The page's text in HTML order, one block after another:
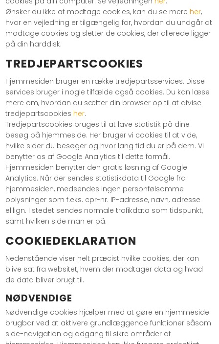
Ønsker du ikke at modtage cookies, kan du se mere her,
hvor en vejledning er tilgængelig for, hvordan du undgår at
modtage cookies og sletter de cookies, der allerede ligger
på din harddisk.
TREDJEPARTSCOOKIES
Hjemmesiden bruger en række tredjepartsservices. Disse
services bruger i nogle tilfælde også cookies. Du kan læse
mere om, hvordan du sætter din browser op til at afvise
tredjepartscookies her.
Tredjepartscookies bruges til at lave statistik på dine
besøg på hjemmeside. Her bruger vi cookies til at vide,
hvilke sider du besøger og hvor lang tid du er på dem. Vi
benytter os af Google Analytics til dette formål.
Hjemmesiden benytter den gratis løsning af Google
Analytics. Når der sendes statistikdata til Google fra
hjemmesiden, medsendes ingen personfølsomme
oplysninger som f.eks. cpr-nr. IP-adresse, navn, adresse
el.lign. I stedet sendes normale trafikdata som tidspunkt,
samt hvilken side man er på.
COOKIEDEKLARATION
Nedenstående viser helt præcist hvilke cookies, der kan
blive sat fra websitet, hvem der modtager data og hvad
de data bliver brugt til.
NØDVENDIGE
Nødvendige cookies hjælper med at gøre en hjemmeside
brugbar ved at aktivere grundlæggende funktioner såsom
side-navigation og adgang til sikre områder af